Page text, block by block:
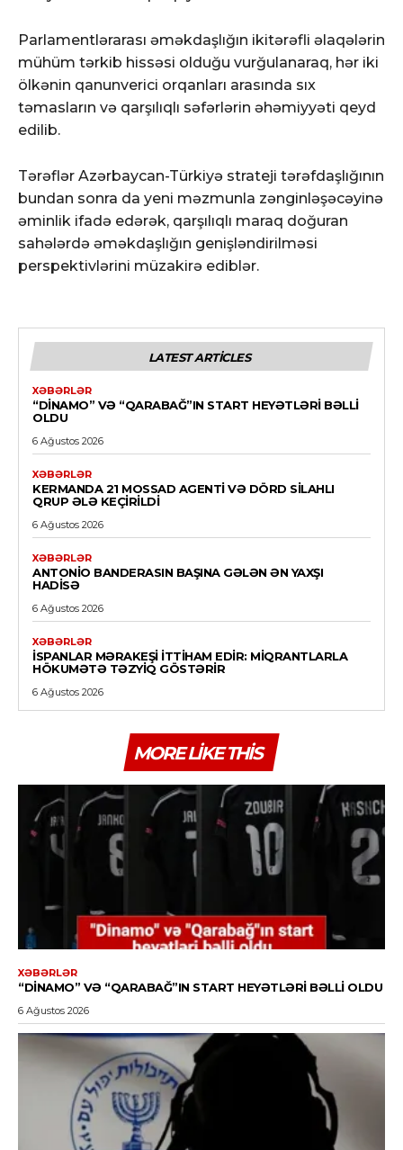
Parlamentlərarası əməkdaşlığın ikitərəfli əlaqələrin
mühüm tərkib hissəsi olduğu vurğulanaraq, hər iki
ölkənin qanunverici orqanları arasında sıx
təmasların və qarşılıqlı səfərlərin əhəmiyyəti qeyd
edilib.
Tərəflər Azərbaycan-Türkiyə strateji tərəfdaşlığının
bundan sonra da yeni məzmunla zənginləşəcəyinə
əminlik ifadə edərək, qarşılıqlı maraq doğuran
sahələrdə əməkdaşlığın genişləndirilməsi
perspektivlərini müzakirə ediblər.
LATEST ARTICLES
XƏBƏRLƏR
“DINAMO” VƏ “QARABAĞ”IN START HEYƏTLƏRI BƏLLI
OLDU
6 Ağustos 2026
XƏBƏRLƏR
KERMANDA 21 MOSSAD AGENTI VƏ DÖRD SILAHLI
QRUP ƏLƏ KEÇIRILDI
6 Ağustos 2026
XƏBƏRLƏR
ANTONIO BANDERASIN BAŞINA GƏLƏN ƏN YAXŞI
HADISƏ
6 Ağustos 2026
XƏBƏRLƏR
İSPANLAR MƏRAKEŞI ITTIHAM EDIR: MIQRANTLARLA
HÖKUMƏTƏ TƏZYIQ GÖSTƏRIR
6 Ağustos 2026
MORE LIKE THIS
XƏBƏRLƏR
“DINAMO” VƏ “QARABAĞ”IN START HEYƏTLƏRI BƏLLI OLDU
6 Ağustos 2026